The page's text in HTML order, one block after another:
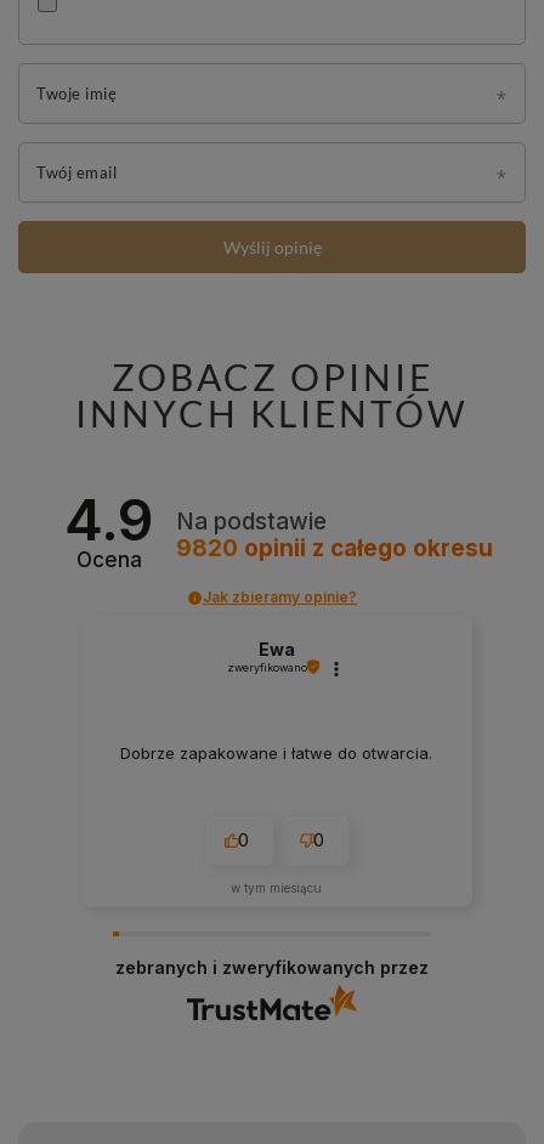
Twoje imię
Twój email
Wyślij opinię
ZOBACZ OPINIE
INNYCH KLIENTÓW
4.9
Ocena
Na podstawie
9820 opinii z całego okresu
Jak zbieramy opinie?
Ewa
zweryfikowano
Dobrze zapakowane i łatwe do otwarcia.
0 0
w tym miesiącu
zebranych i zweryfikowanych przez